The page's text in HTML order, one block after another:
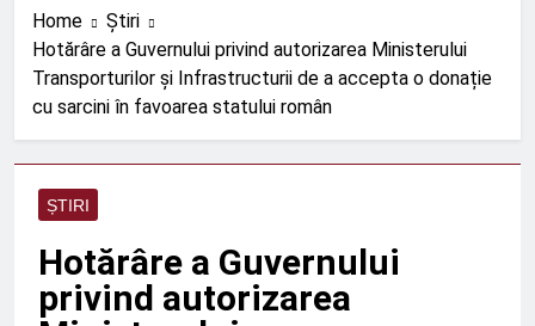
Protecție eficientă împotriva
zgomotului feroviar
2 Săptămâni Ago
ORDIN nr. 656 din 1 iulie
2026
2 Săptămâni Ago
Rolul telecomenzii în
operațiuni feroviare mai
Home
Știri
Hotărâre a Guvernului privind autorizarea Ministerului
Transporturilor și Infrastructurii de a accepta o donație
cu sarcini în favoarea statului român
ȘTIRI
Hotărâre a Guvernului
privind autorizarea